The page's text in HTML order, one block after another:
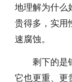
地理解为什么
贵得多，实用
速腐蚀。
剩下的是
它也更重、更